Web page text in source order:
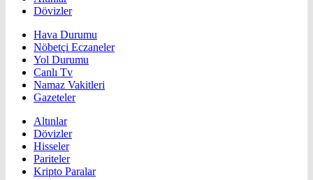
Dövizler
Hava Durumu
Nöbetçi Eczaneler
Yol Durumu
Canlı Tv
Namaz Vakitleri
Gazeteler
Altınlar
Dövizler
Hisseler
Pariteler
Kripto Paralar